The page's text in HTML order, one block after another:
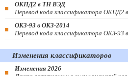
ОКПД2 в ТН ВЭД
Перевод кода классификатора ОКПД2
ОКЗ-93 в ОКЗ-2014
Перевод кода классификатора ОКЗ-93
Изменения классификаторов
Изменения 2026